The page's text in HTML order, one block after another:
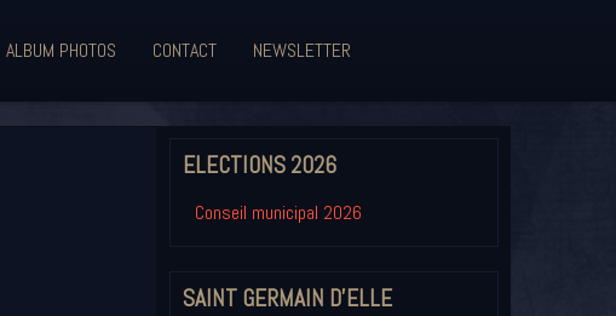
ALBUM PHOTOS CONTACT NEWSLETTER
ELECTIONS 2026
Conseil municipal 2026
SAINT GERMAIN D'ELLE